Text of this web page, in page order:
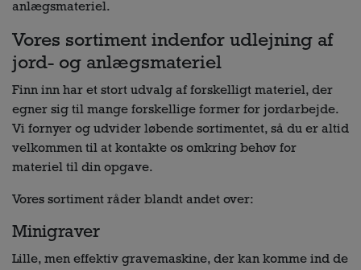
anlægsmateriel.
Vores sortiment indenfor udlejning af
jord- og anlægsmateriel
Finn inn har et stort udvalg af forskelligt materiel, der
egner sig til mange forskellige former for jordarbejde.
Vi fornyer og udvider løbende sortimentet, så du er altid
velkommen til at kontakte os omkring behov for
materiel til din opgave.
Vores sortiment råder blandt andet over:
Minigraver
Lille, men effektiv gravemaskine, der kan komme ind de